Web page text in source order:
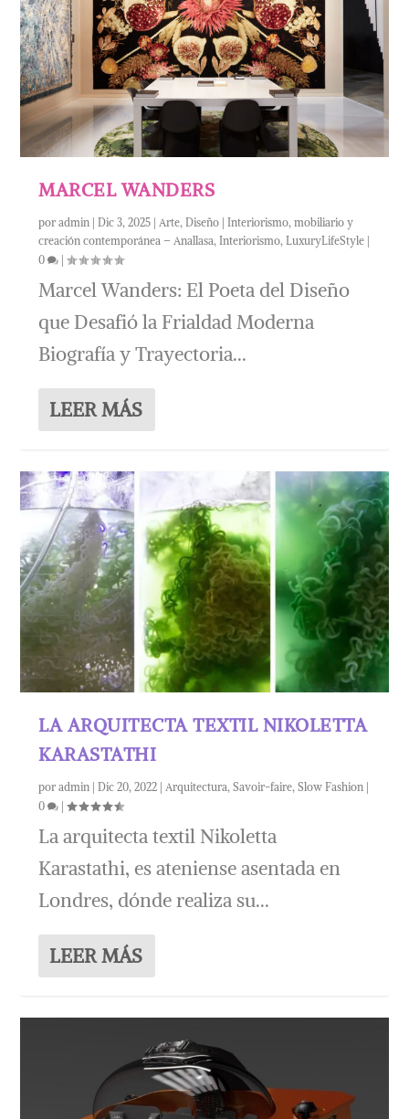
MARCEL WANDERS
poradmin |Dic 3, 2025 |Arte,Diseño | Interiorismo, mobiliario y
creación contemporánea – Anallasa,Interiorismo,LuxuryLifeStyle
0
|
Marcel Wanders: El Poeta del Diseño
que Desafió la Frialdad Moderna
Biografía y Trayectoria...
LEER MÁS
LA ARQUITECTA TEXTIL NIKOLETTA
KARASTATHI
poradmin |Dic 20, 2022 |Arquitectura,Savoir-faire,Slow Fashion
0
|
La arquitecta textil Nikoletta
Karastathi, es ateniense asentada en
Londres, dónde realiza su...
LEER MÁS